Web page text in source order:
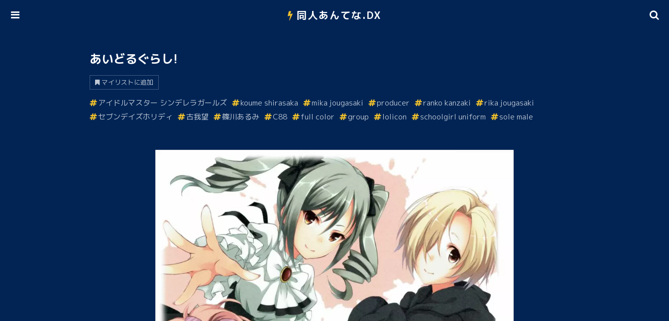
同人あんてな.DX
あいどるぐらし!
マイリストに追加
アイドルマスター シンデレラガールズ koume shirasaka mika jougasaki producer ranko kanzaki
rika jougasaki
セブンデイズホリディ
古我望 篠川あるみ C88 full color group lolicon schoolgirl uniform sole male